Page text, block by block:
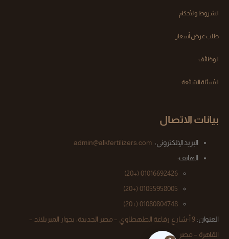
الشروط والأحكام
طلب عرض أسعار
الوظائف
الأسئلة الشائعة
بيانات الاتصال
البريد الإلكتروني: admin@alkfertilizers.com
الهاتف:
01016692426
(+20)
01055958005 (+20)
01080804748
(+20)
العنوان:
9 أ-شارع رفاعة الطهطاوي – مصر الجديدة، بجوار الميريلاند –
القاهرة – مصر